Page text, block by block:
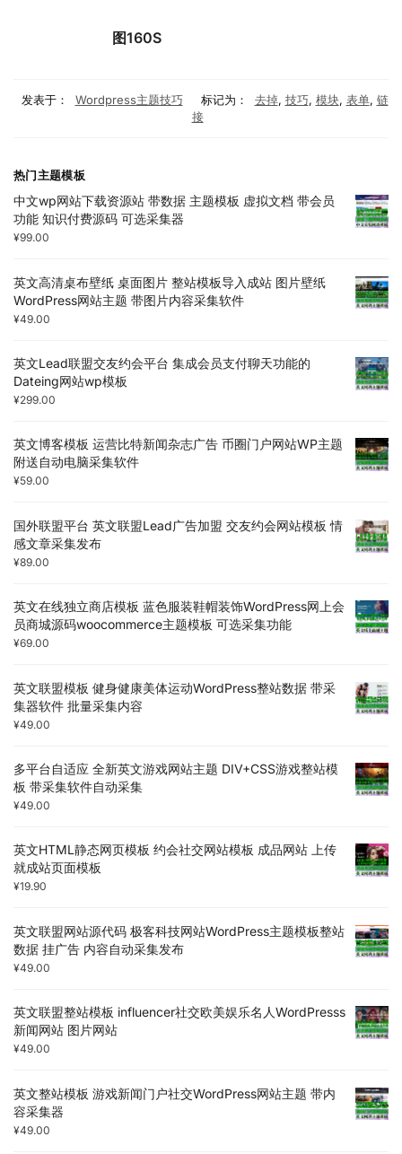
图160S
发表于： Wordpress主题技巧 标记为： 去掉, 技巧, 模块, 表单, 链
接
热门主题模板
中文wp网站下载资源站 带数据 主题模板 虚拟文档 带会员
功能 知识付费源码 可选采集器
¥99.00
英文高清桌布壁纸 桌面图片 整站模板导入成站 图片壁纸
WordPress网站主题 带图片内容采集软件
¥49.00
英文Lead联盟交友约会平台 集成会员支付聊天功能的
Dateing网站wp模板
¥299.00
英文博客模板 运营比特新闻杂志广告 币圈门户网站WP主题
附送自动电脑采集软件
¥59.00
国外联盟平台 英文联盟Lead广告加盟 交友约会网站模板 情
感文章采集发布
¥89.00
英文在线独立商店模板 蓝色服装鞋帽装饰WordPress网上会
员商城源码woocommerce主题模板 可选采集功能
¥69.00
英文联盟模板 健身健康美体运动WordPress整站数据 带采
集器软件 批量采集内容
¥49.00
多平台自适应 全新英文游戏网站主题 DIV+CSS游戏整站模
板 带采集软件自动采集
¥49.00
英文HTML静态网页模板 约会社交网站模板 成品网站 上传
就成站页面模板
¥19.90
英文联盟网站源代码 极客科技网站WordPress主题模板整站
数据 挂广告 内容自动采集发布
¥49.00
英文联盟整站模板 influencer社交欧美娱乐名人WordPresss
新闻网站 图片网站
¥49.00
英文整站模板 游戏新闻门户社交WordPress网站主题 带内
容采集器
¥49.00